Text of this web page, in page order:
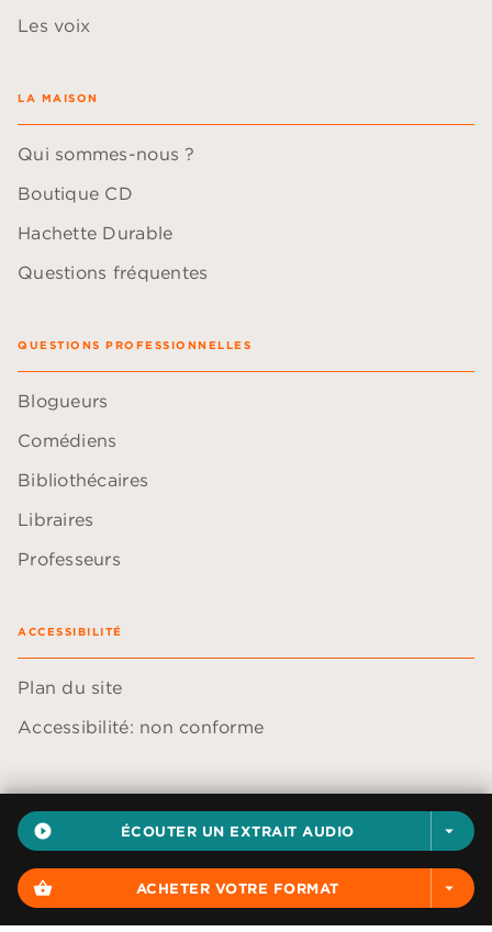
play_circle_filled ÉCOUTER UN EXTRAIT AUDIO arrow_drop_down
shopping_basket ACHETER VOTRE FORMAT arrow_drop_down
Les voix
LA MAISON
Qui sommes-nous ?
Boutique CD
Hachette Durable
Questions fréquentes
QUESTIONS PROFESSIONNELLES
Blogueurs
Comédiens
Bibliothécaires
Libraires
Professeurs
ACCESSIBILITÉ
Plan du site
Accessibilité: non conforme
Données personnelles
Paramétrer vos cookies
Mentions légales